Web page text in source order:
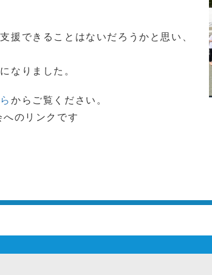
援できることはないだろうかと思い、
なりました。
からご覧ください。
のリンクです